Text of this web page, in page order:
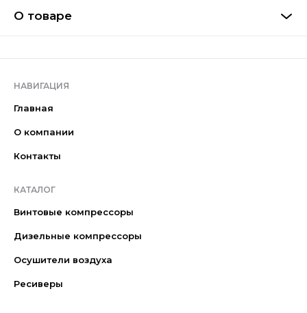
О товаре
НАВИГАЦИЯ
Главная
О компании
Контакты
КАТАЛОГ
Винтовые компрессоры
Дизельные компрессоры
Осушители воздуха
Ресиверы